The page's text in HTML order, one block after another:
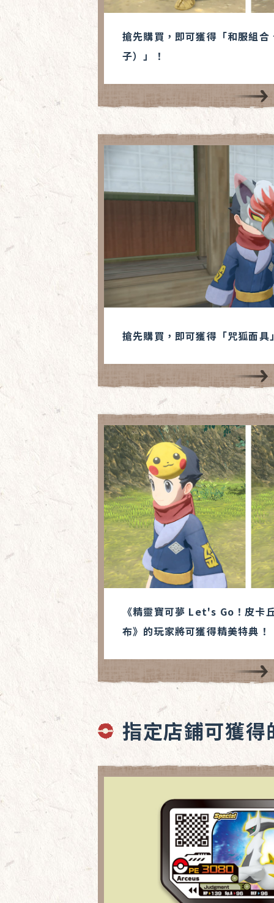
搶先購買，即可獲得「和服組
子）」！
搶先購買，即可獲得「咒狐面具
《精靈寶可夢 Let's Go！皮卡
布》的玩家將可獲得精美特典！
指定店鋪可獲